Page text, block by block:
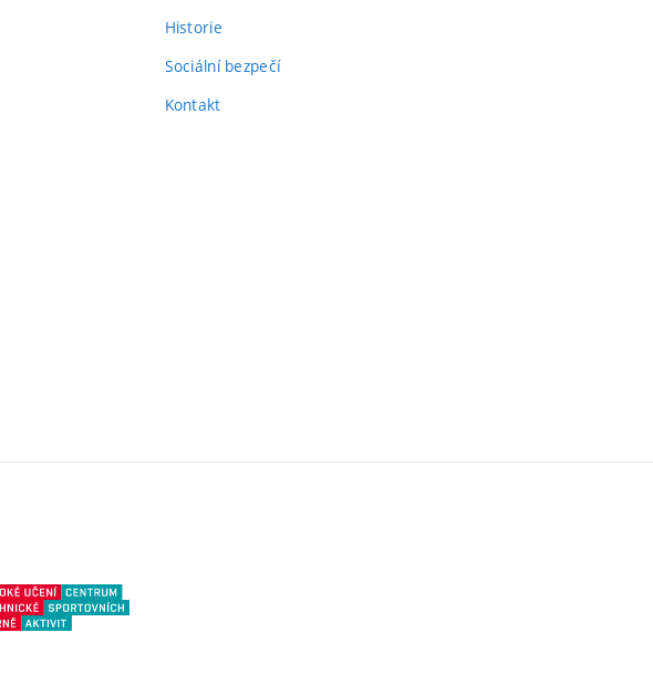
Historie
Sociální bezpečí
Kontakt